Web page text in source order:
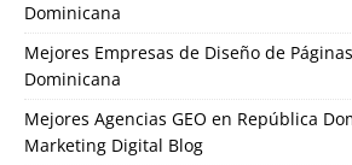
Dominicana
Mejores Empresas de Diseño de
Dominicana
Mejores Agencias GEO en República
Marketing Digital Blog